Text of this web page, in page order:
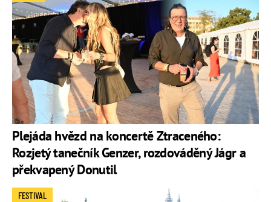
Plejáda hvězd na koncertě Ztraceného:
Rozjetý tanečník Genzer, rozdováděný Jágr a
překvapený Donutil
FESTIVAL